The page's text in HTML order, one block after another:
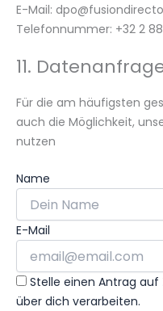
E-Mail: dpo@
Telefonnummer: +32 2
11.
Für die am häufigsten
auch die Möglichkeit,
nutzen
Name
E-Mail
Stelle einen Antrag auf
über dich verarbeiten.